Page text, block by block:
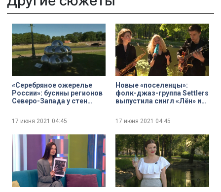
«Серебряное ожерелье
России»: бусины регионов
Северо-Запада у стен
крепости
17 июня 2021 04:45
Новые «поселенцы»:
фолк-джаз-группа Settlers
выпустила сингл «Лён» из
заветного столба»
17 июня 2021 04:45